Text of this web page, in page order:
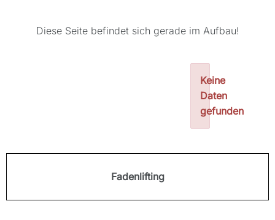
Diese Seite befindet sich gerade im Aufbau!
Keine
Daten
gefunden
Fadenlifting